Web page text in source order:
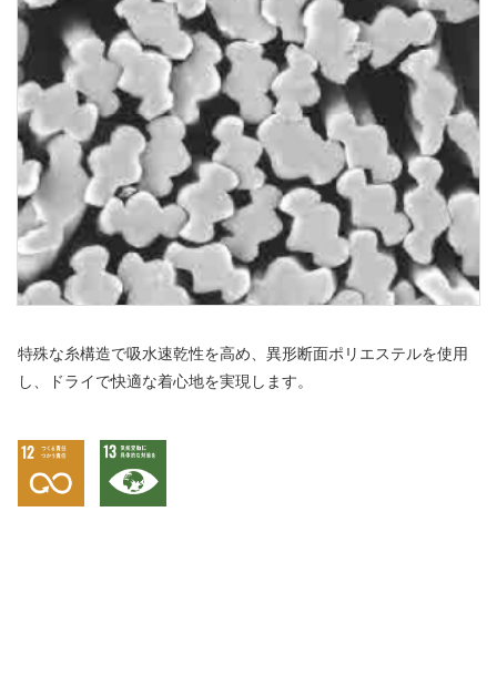
特殊な糸構造で吸水速乾性を高め、異形断面ポリエステルを使用
し、ドライで快適な着心地を実現します。